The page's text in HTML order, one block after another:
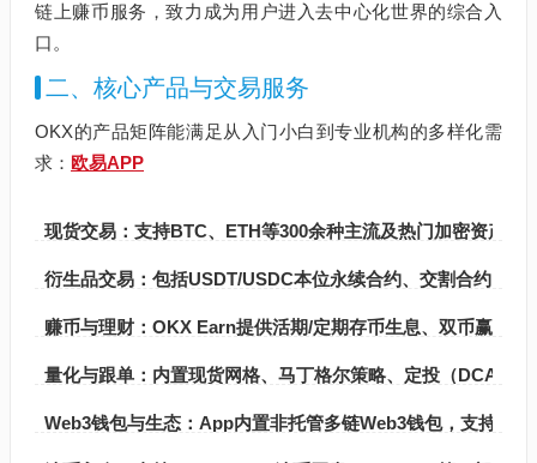
链上赚币服务，致力成为用户进入去中心化世界的综合入
口。
二、核心产品与交易服务
OKX的产品矩阵能满足从入门小白到专业机构的多样化需
求： 欧易APP
现货交易：支持BTC、ETH等300余种主流及热门加密资产
衍生品交易：包括USDT/USDC本位永续合约、交割合约、
赚币与理财：OKX Earn提供活期/定期存币生息、双币赢、
量化与跟单：内置现货网格、马丁格尔策略、定投（DCA）
Web3钱包与生态：App内置非托管多链Web3钱包，支持